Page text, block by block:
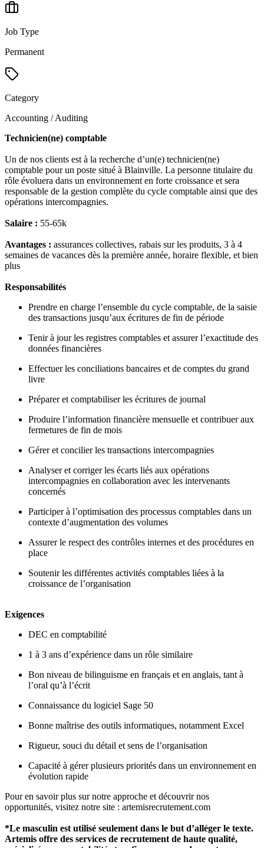
Job Type
Permanent
Category
Accounting / Auditing
Technicien(ne) comptable
Un de nos clients est à la recherche d’un(e) technicien(ne)
comptable pour un poste situé à Blainville. La personne titulaire du
rôle évoluera dans un environnement en forte croissance et sera
responsable de la gestion complète du cycle comptable ainsi que des
opérations intercompagnies.
Salaire : 55-65k
Avantages : assurances collectives, rabais sur les produits, 3 à 4
semaines de vacances dès la première année, horaire flexible, et bien
plus
Responsabilités
Prendre en charge l’ensemble du cycle comptable, de la saisie
des transactions jusqu’aux écritures de fin de période
Tenir à jour les registres comptables et assurer l’exactitude des
données financières
Effectuer les conciliations bancaires et de comptes du grand
livre
Préparer et comptabiliser les écritures de journal
Produire l’information financière mensuelle et contribuer aux
fermetures de fin de mois
Gérer et concilier les transactions intercompagnies
Analyser et corriger les écarts liés aux opérations
intercompagnies en collaboration avec les intervenants
concernés
Participer à l’optimisation des processus comptables dans un
contexte d’augmentation des volumes
Assurer le respect des contrôles internes et des procédures en
place
Soutenir les différentes activités comptables liées à la
croissance de l’organisation
Exigences
DEC en comptabilité
1 à 3 ans d’expérience dans un rôle similaire
Bon niveau de bilinguisme en français et en anglais, tant à
l’oral qu’à l’écrit
Connaissance du logiciel Sage 50
Bonne maîtrise des outils informatiques, notamment Excel
Rigueur, souci du détail et sens de l’organisation
Capacité à gérer plusieurs priorités dans un environnement en
évolution rapide
Pour en savoir plus sur notre approche et découvrir nos
opportunités, visitez notre site : artemisrecrutement.com
*Le masculin est utilisé seulement dans le but d’alléger le texte.
Artemis offre des services de recrutement de haute qualité,